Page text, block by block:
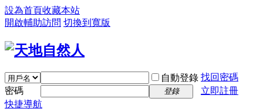
設為首頁收藏本站
開啟輔助訪問 切換到寬版
自動登錄 找回密碼
密碼
登錄
立即註冊
快捷導航